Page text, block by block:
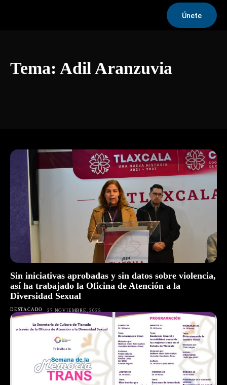
Únete
Tema: Adil Aranzuvia
Sin iniciativas aprobadas y sin datos sobre violencia,
así ha trabajado la Oficina de Atención a la
Diversidad Sexual
DESTACADO 27 NOVIEMBRE, 2025